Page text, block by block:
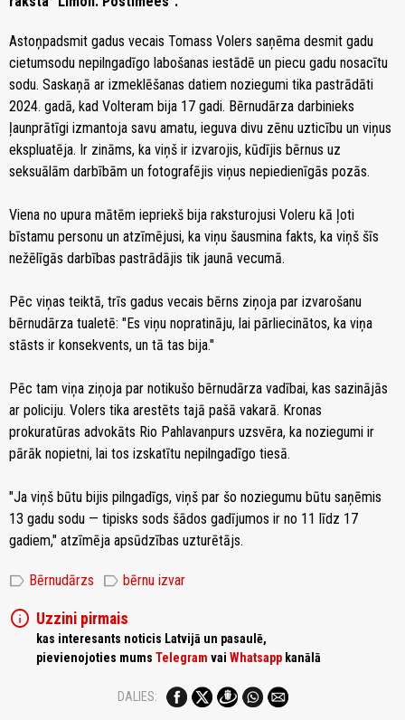
Astoņpadsmit gadus vecais Tomass Volers saņēma desmit gadu
cietumsodu nepilngadīgo labošanas iestādē un piecu gadu nosacītu
sodu. Saskaņā ar izmeklēšanas datiem noziegumi tika pastrādāti
2024. gadā, kad Volteram bija 17 gadi. Bērnudārza darbinieks
ļaunprātīgi izmantoja savu amatu, ieguva divu zēnu uzticību un viņus
ekspluatēja. Ir zināms, ka viņš ir izvarojis, kūdījis bērnus uz
seksuālām darbībām un fotografējis viņus nepiedienīgās pozās.
Viena no upura mātēm iepriekš bija raksturojusi Voleru kā ļoti
bīstamu personu un atzīmējusi, ka viņu šausmina fakts, ka viņš šīs
nežēlīgās darbības pastrādājis tik jaunā vecumā.
Pēc viņas teiktā, trīs gadus vecais bērns ziņoja par izvarošanu
bērnudārza tualetē: "Es viņu nopratināju, lai pārliecinātos, ka viņa
stāsts ir konsekvents, un tā tas bija."
Pēc tam viņa ziņoja par notikušo bērnudārza vadībai, kas sazinājās
ar policiju. Volers tika arestēts tajā pašā vakarā. Kronas
prokuratūras advokāts Rio Pahlavanpurs uzsvēra, ka noziegumi ir
pārāk nopietni, lai tos izskatītu nepilngadīgo tiesā.
"Ja viņš būtu bijis pilngadīgs, viņš par šo noziegumu būtu saņēmis
13 gadu sodu — tipisks sods šādos gadījumos ir no 11 līdz 17
gadiem," atzīmēja apsūdzības uzturētājs.
label Bērnudārzs label bērnu izvar
info Uzzini pirmais
kas interesants noticis Latvijā un pasaulē,
pievienojoties mums Telegram vai Whatsapp kanālā
DALIES: